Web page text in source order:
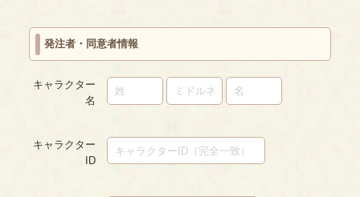
発注者・同意者情報
キャラクター
名
キャラクター
ID